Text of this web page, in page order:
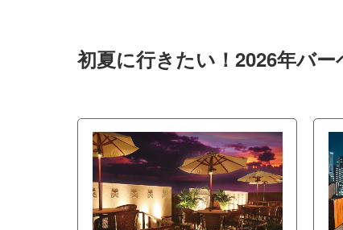
初夏に行きたい！2026年バ